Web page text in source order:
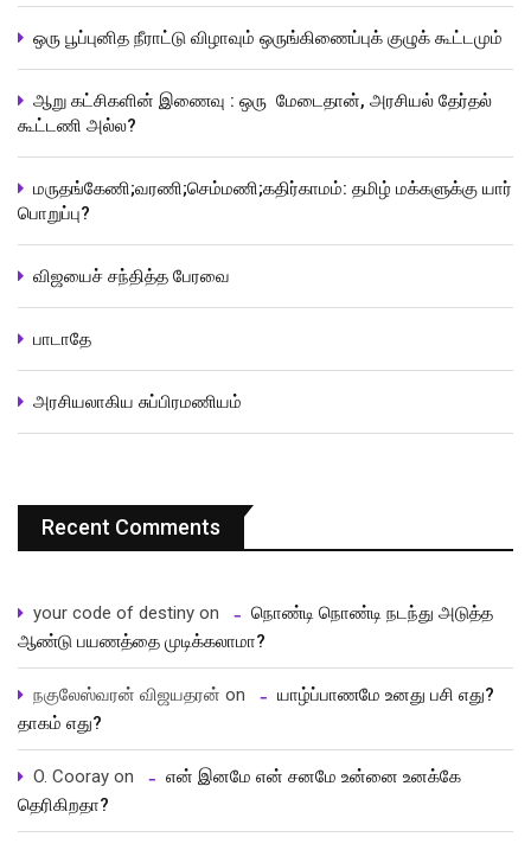
ஒரு பூப்புனித நீராட்டு விழாவும் ஒருங்கிணைப்புக் குழுக் கூட்டமும்
ஆறு கட்சிகளின் இணைவு : ஒரு மேடைதான், அரசியல் தேர்தல்
கூட்டணி அல்ல?
மருதங்கேணி;வரணி;செம்மணி;கதிர்காமம்: தமிழ் மக்களுக்கு யார்
பொறுப்பு?
விஜயைச் சந்தித்த பேரவை
பாடாதே
அரசியலாகிய சுப்பிரமணியம்
Recent Comments
your code of destiny on
நொண்டி நொண்டி நடந்து அடுத்த
ஆண்டு பயணத்தை முடிக்கலாமா?
நகுலேஸ்வரன் விஜயதரன் on
யாழ்ப்பாணமே உனது பசி எது?
தாகம் எது?
O. Cooray on
என் இனமே என் சனமே உன்னை உனக்கே
தெரிகிறதா?